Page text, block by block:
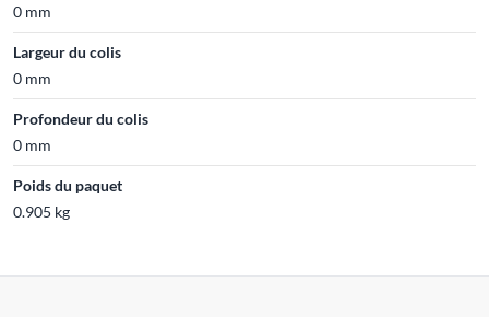
0 mm
Largeur du colis
0 mm
Profondeur du colis
0 mm
Poids du paquet
0.905 kg